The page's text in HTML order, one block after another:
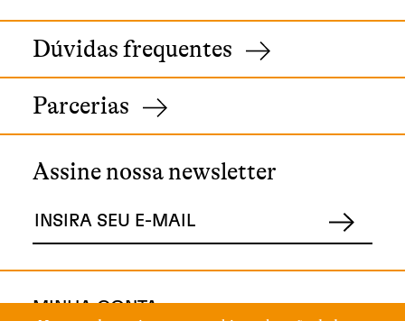
Dúvidas frequentes
Parcerias
Assine nossa newsletter
MINHA CONTA